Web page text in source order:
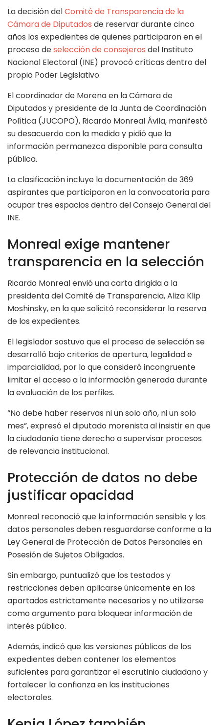
La decisión delComité de Transparencia de la
Cámara de Diputados de reservar durante cinco
años los expedientes de quienes participaron en el
proceso deselección de consejeros del Instituto
Nacional Electoral (INE) provocó críticas dentro del
propio Poder Legislativo.
El coordinador de Morena en la Cámara de
Diputados y presidente de la Junta de Coordinación
Política (JUCOPO), Ricardo Monreal Ávila, manifestó
su desacuerdo con la medida y pidió que la
información permanezca disponible para consulta
pública.
La clasificación incluye la documentación de 369
aspirantes que participaron en la convocatoria para
ocupar tres espacios dentro del Consejo General del
INE.
Monreal exige mantener
transparencia en la selección
Ricardo Monreal envió una carta dirigida a la
presidenta del Comité de Transparencia, Aliza Klip
Moshinsky, en la que solicitó reconsiderar la reserva
de los expedientes.
El legislador sostuvo que el proceso de selección se
desarrolló bajo criterios de apertura, legalidad e
imparcialidad, por lo que consideró incongruente
limitar el acceso a la información generada durante
la evaluación de los perfiles.
“No debe haber reservas ni un solo año, ni un solo
mes”, expresó el diputado morenista al insistir en que
la ciudadanía tiene derecho a supervisar procesos
de relevancia institucional.
Protección de datos no debe
justificar opacidad
Monreal reconoció que la información sensible y los
datos personales deben resguardarse conforme a la
Ley General de Protección de Datos Personales en
Posesión de Sujetos Obligados.
Sin embargo, puntualizó que los testados y
restricciones deben aplicarse únicamente en los
apartados estrictamente necesarios y no utilizarse
como argumento para bloquear información de
interés público.
Además, indicó que las versiones públicas de los
expedientes deben contener los elementos
suficientes para garantizar el escrutinio ciudadano y
fortalecer la confianza en las instituciones
electorales.